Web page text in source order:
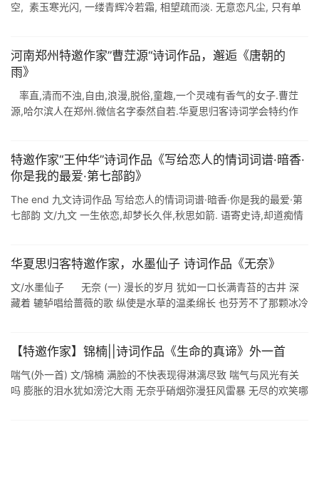
空, 素玉寒光闪, 一缕青辉冷若霜, 相望疏而淡. 无意恋凡尘, 只有单
河南郑州特邀作家”曹茳源“诗词作品，邂逅《唐朝的
雨》
率直,清而不浊,自由,浪漫,脱俗,童趣,一个灵魂有香气的女子.曹茳
源,哈尔滨人在郑州.微信名字泰然自若.华夏思归客诗词学会特约作
特邀作家“王仲华”诗词作品《写给恋人的情词词谱·暗香·
你是我的最爱·第七部韵》
The end 九文诗词作品 写给恋人的情词词谱·暗香·你是我的最爱·第
七部韵 文/九文 一生依恋,却梦长久伴,秋思如箭. 语寄史诗,却道痴情
华夏思归客特邀作家，水墨仙子 诗词作品《无奈》
文/水墨仙子 无奈 (一) 漫长的岁月 犹如一口长满青苔的古井 深
藏着 辘轳唱给蔷薇的歌 纵使是水草的温柔绵长 也芬芳不了那颗冰冷
【特邀作家】锦楠||诗词作品《生命的真谛》外一首
喘气(外一首) 文/锦楠 满脸的不快表现得淋漓尽致 喘气与风光有关
吗 膨胀的泪水犹如滂沱大雨 无奈乎硝烟弥漫狂风雷暴 无尽的欢笑哪